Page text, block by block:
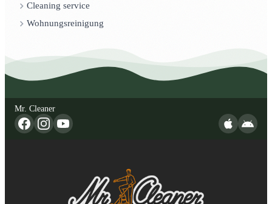
Cleaning service
Wohnungsreinigung
Mr. Cleaner